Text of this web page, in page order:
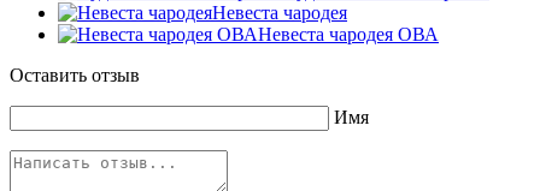
Невеста чародея
Невеста чародея ОВА
Оставить отзыв
Имя